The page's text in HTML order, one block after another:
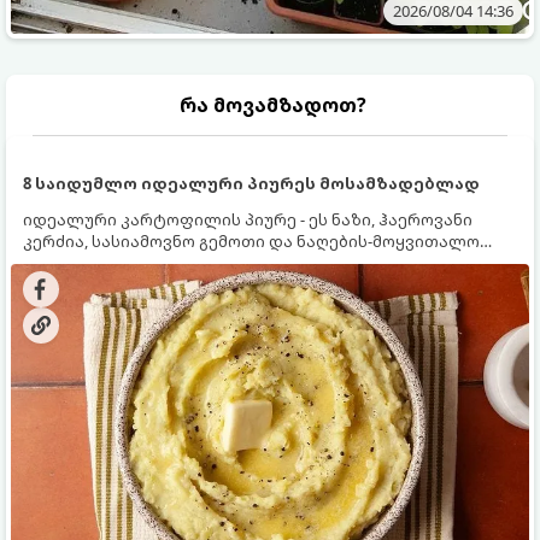
2026/08/04 14:36
რა მოვამზადოთ?
8 საიდუმლო იდეალური პიურეს მოსამზადებლად
იდეალური კარტოფილის პიურე - ეს ნაზი, ჰაეროვანი
კერძია, სასიამოვნო გემოთი და ნაღების-მოყვითალო
ფერით. მისი მომზადება ძალიან მარტივია, მაგრამ
არსებობს რამდენიმე საიდუმლო, რომლებიც უნდა
იცოდეთ, რომ პიურე იდეალურად გემრიელი გამოვიდეს.